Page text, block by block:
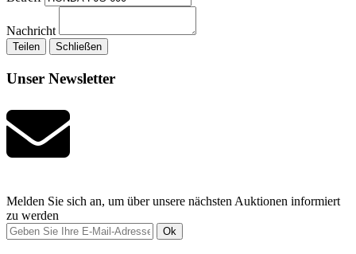
Nachricht
Teilen Schließen
Unser Newsletter
Melden Sie sich an, um über unsere nächsten Auktionen informiert
zu werden
Ok